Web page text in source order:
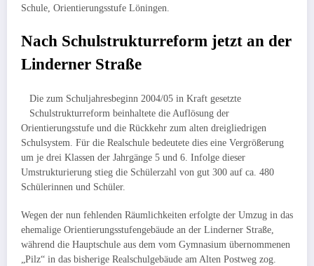
Schule, Orientierungsstufe Löningen.
Nach Schulstrukturreform jetzt an der
Linderner Straße
Die zum Schuljahresbeginn 2004/05 in Kraft gesetzte
Schulstrukturreform be­inhaltete die Auflösung der
Orientierungsstufe und die Rückkehr zum alten drei­gliedrigen
Schulsystem. Für die Realschule bedeutete dies eine Vergrößerung
um je drei Klassen der Jahr­gänge 5 und 6. Infolge dieser
Umstrukturierung stieg die Schülerzahl von gut 300 auf ca. 480
Schüle­rinnen und Schüler.
Wegen der nun fehlenden Räumlichkeiten erfolgte der Umzug in das
ehemalige Orientierungsstufengebäude an der Linderner Straße,
während die Hauptschule aus dem vom Gymnasium übernommenen
„Pilz“ in das bisherige Realschulgebäude am Alten Postweg zog.